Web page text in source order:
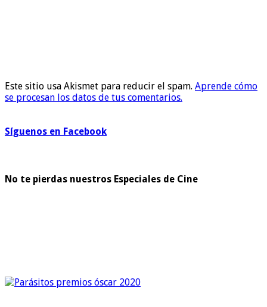
Este sitio usa Akismet para reducir el spam. Aprende cómo
se procesan los datos de tus comentarios.
Síguenos en Facebook
No te pierdas nuestros Especiales de Cine